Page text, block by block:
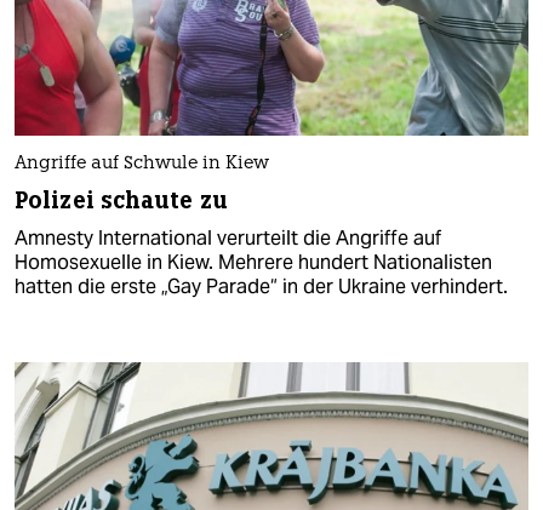
Angriffe auf Schwule in Kiew
Polizei schaute zu
Amnesty International verurteilt die Angriffe auf
Homosexuelle in Kiew. Mehrere hundert Nationalisten
hatten die erste „Gay Parade“ in der Ukraine verhindert.